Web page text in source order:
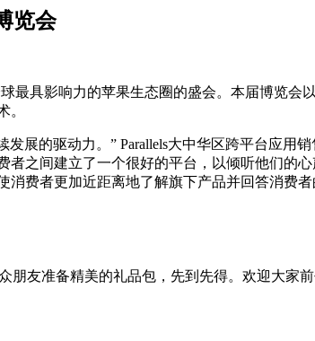
览会
具影响力的苹果生态圈的盛会。本届博览会
。
展的驱动力。” Parallels大中华区跨平台应用
之间建立了一个很好的平台，以倾听他们的
费者更加近距离地了解旗下产品并回答消费
朋友准备精美的礼品包，先到先得。欢迎大家